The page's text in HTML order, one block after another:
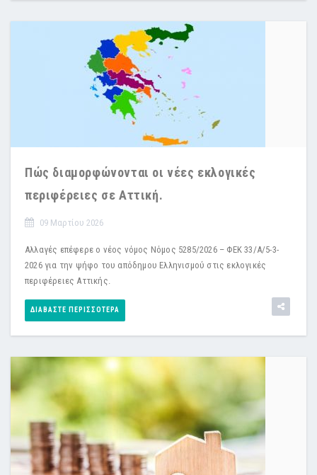
Πώς διαμορφώνονται οι νέες εκλογικές
περιφέρειες σε Αττική.
09 Μαρτίου 2026
Αλλαγές επέφερε ο νέος νόμος Νόμος 5285/2026 – ΦΕΚ 33/Α/5-3-
2026 για την ψήφο του απόδημου Ελληνισμού στις εκλογικές
περιφέρειες Αττικής.
ΔΙΑΒΆΣΤΕ ΠΕΡΙΣΣΌΤΕΡΑ